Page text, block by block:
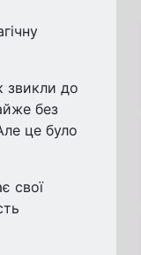
звикли до
без
це було
свої